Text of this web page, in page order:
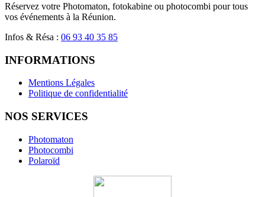
Réservez votre Photomaton, fotokabine ou photocombi pour tous
vos événements à la Réunion.
Infos & Résa : 06 93 40 35 85
INFORMATIONS
Mentions Légales
Politique de confidentialité
NOS SERVICES
Photomaton
Photocombi
Polaroïd